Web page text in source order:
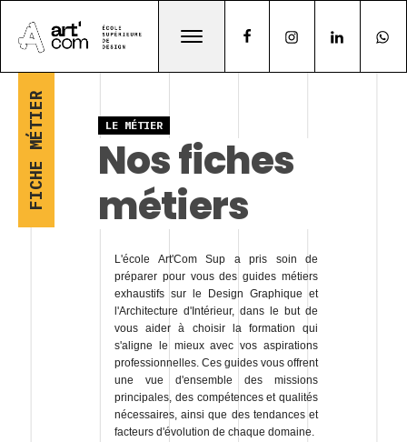
FICHE MÉTIER LE MÉTIER
Nos fiches
métiers
L'école Art'Com Sup a pris soin de
préparer pour vous des guides métiers
exhaustifs sur le Design Graphique et
l'Architecture d'Intérieur, dans le but de
vous aider à choisir la formation qui
s'aligne le mieux avec vos aspirations
professionnelles. Ces guides vous offrent
une vue d'ensemble des missions
principales, des compétences et qualités
nécessaires, ainsi que des tendances et
facteurs d'évolution de chaque domaine.